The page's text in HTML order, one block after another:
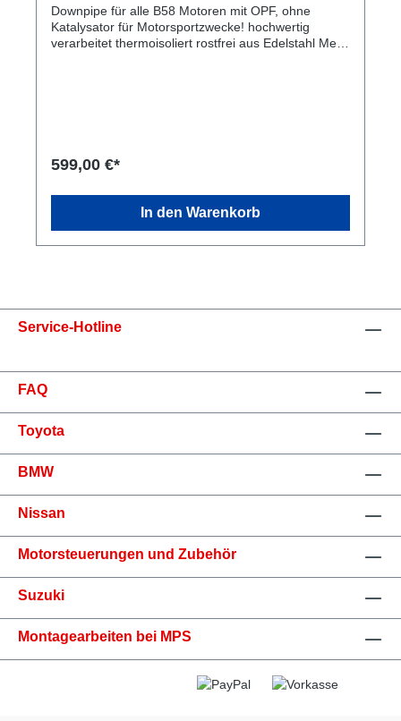
Downpipe für alle B58 Motoren mit OPF, ohne
Katalysator für Motorsportzwecke! hochwertig
verarbeitet thermoisoliert rostfrei aus Edelstahl Mehr
unserer Homepage in der Abteilung Software.
599,00 €*
In den Warenkorb
Service-Hotline
FAQ
Toyota
BMW
Nissan
Motorsteuerungen und Zubehör
Suzuki
Montagearbeiten bei MPS